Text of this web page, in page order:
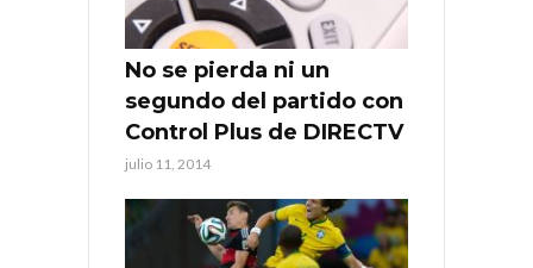
No se pierda ni un
segundo del partido con
Control Plus de DIRECTV
julio 11, 2014